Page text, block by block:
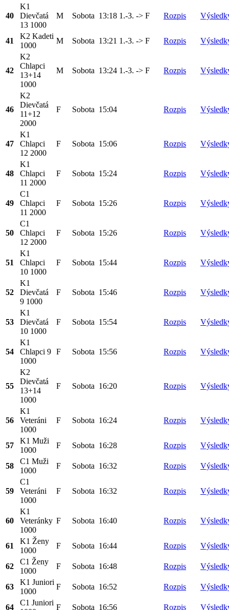
40
K1
Dievčatá
13 1000
M Sobota 13:18 1.-3. -> F Rozpis
41
K2 Kadeti
1000
M Sobota 13:21 1.-3. -> F Rozpis
42
K2
Chlapci
13+14
1000
M Sobota 13:24 1.-3. -> F Rozpis
46
K2
Dievčatá
11+12
2000
F Sobota 15:04 Rozpis
47
K1
Chlapci
12 2000
F Sobota 15:06 Rozpis
48
K1
Chlapci
11 2000
F Sobota 15:24 Rozpis
49
C1
Chlapci
11 2000
F Sobota 15:26 Rozpis
50
C1
Chlapci
12 2000
F Sobota 15:26 Rozpis
51
K1
Chlapci
10 1000
F Sobota 15:44 Rozpis
52
K1
Dievčatá
9 1000
F Sobota 15:46 Rozpis
53
K1
Dievčatá
10 1000
F Sobota 15:54 Rozpis
54
K1
Chlapci 9
1000
F Sobota 15:56 Rozpis
55
K2
Dievčatá
13+14
1000
F Sobota 16:20 Rozpis
56
K1
Veteráni
1000
F Sobota 16:24 Rozpis
57
K1 Muži
1000
F Sobota 16:28 Rozpis
58
C1 Muži
1000
F Sobota 16:32 Rozpis
59
C1
Veteráni
1000
F Sobota 16:32 Rozpis
60
K1
Veteránky
1000
F Sobota 16:40 Rozpis
61
K1 Ženy
1000
F Sobota 16:44 Rozpis
62
C1 Ženy
1000
F Sobota 16:48 Rozpis
63
K1 Juniori
1000
F Sobota 16:52 Rozpis
64
C1 Juniori
F Sobota 16:56 Rozpis